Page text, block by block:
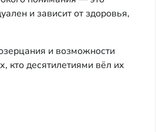
и зависит от здоровья,
и возможности
кто десятилетиями вёл их